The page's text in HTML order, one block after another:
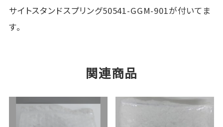
ラ
ッ
サイトスタンドスプリング50541-GGM-901が付いてま
す。
関連商品